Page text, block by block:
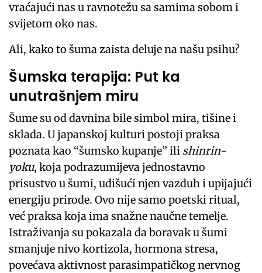
vraćajući nas u ravnotežu sa samima sobom i
svijetom oko nas.
Ali, kako to šuma zaista deluje na našu psihu?
Šumska terapija: Put ka
unutrašnjem miru
Šume su od davnina bile simbol mira, tišine i
sklada. U japanskoj kulturi postoji praksa
poznata kao “šumsko kupanje” ili shinrin-
yoku, koja podrazumijeva jednostavno
prisustvo u šumi, udišući njen vazduh i upijajući
energiju prirode. Ovo nije samo poetski ritual,
već praksa koja ima snažne naučne temelje.
Istraživanja su pokazala da boravak u šumi
smanjuje nivo kortizola, hormona stresa,
povećava aktivnost parasimpatičkog nervnog